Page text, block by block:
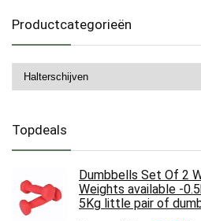
Productcategorieën
Topdeals
Dumbbells Set Of 2
Weights available -
5Kg little pair of